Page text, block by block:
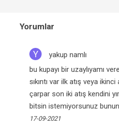
Yorumlar
Y
yakup namlı
bu kupayı bir uzaylıyamı
sıkıntı var ilk atış veya
çarpar son iki atış kendini
bitsin istemiyorsunuz
17-09-2021